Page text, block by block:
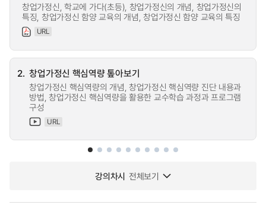
창업가정신, 학교에 가다(초등), 창업가정신의 개념, 창업가정신의
특징, 창업가정신 함양 교육의 개념, 창업가정신 함양 교육의 특징
URL
2. 창업가정신 핵심역량 톺아보기
창업가정신 핵심역량의 개념, 창업가정신 핵심역량 진단 내용과
방법, 창업가정신 핵심역량을 활용한 교수학습 과정과 프로그램
구성
URL
강의차시 전체보기